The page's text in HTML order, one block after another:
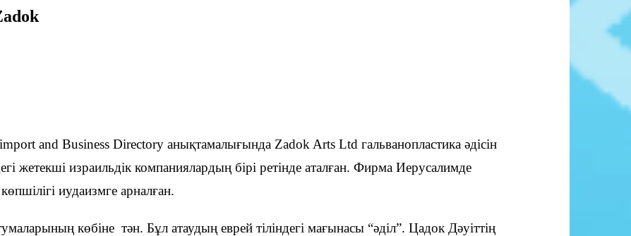
and Business Directory анықтамалығында Zadok Arts Ltd гальванопластика әдісін
жетекші израильдік компаниялардың бірі ретінде аталған. Фирма Иерусалимде
иудаизмге арналған.
көбіне тән. Бұл атаудың еврей тіліндегі мағынасы “әділ”. Цадок Дәуіттің